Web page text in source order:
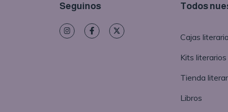
Seguinos Todos
Cajas
Kits literarios
Tienda
Libros